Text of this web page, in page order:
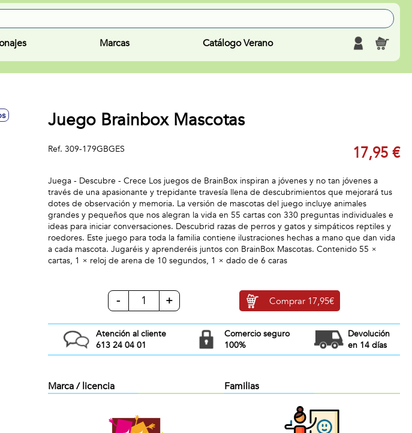
Marcas Catálogo Verano
Juego Brainbox Mascotas
Ref. 309-179GBGES 17,95 €
Juega - Descubre - Crece Los juegos de BrainBox inspiran a jóvenes y no tan jóvenes a
través de una apasionante y trepidante travesía llena de descubrimientos que mejorará tus
dotes de observación y memoria. La versión de mascotas del juego incluye animales
grandes y pequeños que nos alegran la vida en 55 cartas con 330 preguntas individuales e
ideas para iniciar conversaciones. Descubrid razas de perros y gatos y simpáticos reptiles y
roedores. Este juego para toda la familia contiene ilustraciones hechas a mano que dan vida
a cada mascota. Jugaréis y aprenderéis juntos con BrainBox Mascotas. Contenido 55 ×
cartas, 1 × reloj de arena de 10 segundos, 1 × dado de 6 caras
- + Comprar 17,95€
Atención al cliente
613 24 04 01
Comercio seguro
100%
Devolución
en 14 días
Marca / licencia Familias